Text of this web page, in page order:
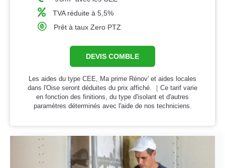
TVA réduite à 5,5%
Prêt à taux Zero PTZ
DEVIS COMBLE
Les aides du type CEE, Ma prime Rénov' et aides locales
dans l'Oise seront déduites du prix affiché. ｜Ce tarif varie
en fonction des finitions, du type d'isolant et d'autres
paramètres déterminés avec l'aide de nos techniciens.